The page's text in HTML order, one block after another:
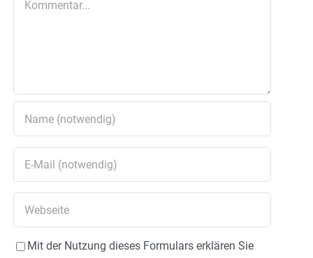
Mit der Nutzung dieses Formulars erklären Sie